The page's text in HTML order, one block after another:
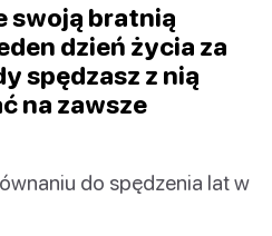
swoją bratnią
dzień życia za
spędzasz z nią
na zawsze
do spędzenia lat w